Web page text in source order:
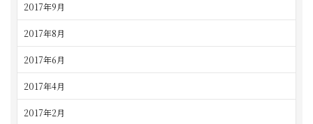
2017年9月
2017年8月
2017年6月
2017年4月
2017年2月